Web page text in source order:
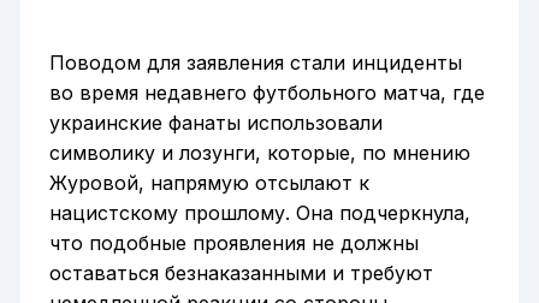
Поводом для заявления стали инциденты
во время недавнего футбольного матча, где
украинские фанаты использовали
символику и лозунги, которые, по мнению
Журовой, напрямую отсылают к
нацистскому прошлому. Она подчеркнула,
что подобные проявления не должны
оставаться безнаказанными и требуют